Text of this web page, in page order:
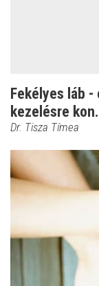
Fekélyes láb
kezelésre
Dr. Tisza Tímea